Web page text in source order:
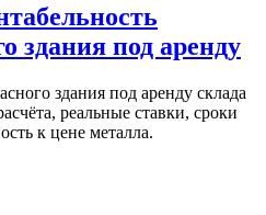
здания под аренду
здания под аренду склада
реальные ставки, сроки
к цене металла.